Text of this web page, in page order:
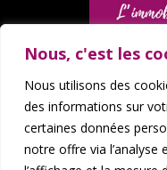
Nous, c'est les
Nous utilisons des
des informations sur
certaines données
notre offre via l’analyse
Mentions légales